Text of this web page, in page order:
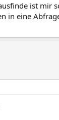
ist mir
in eine